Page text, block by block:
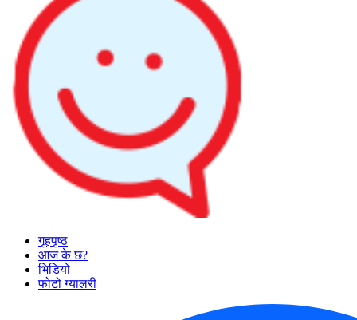
गृहपृष्ठ
आज के छ?
भिडियो
फोटो ग्यालरी